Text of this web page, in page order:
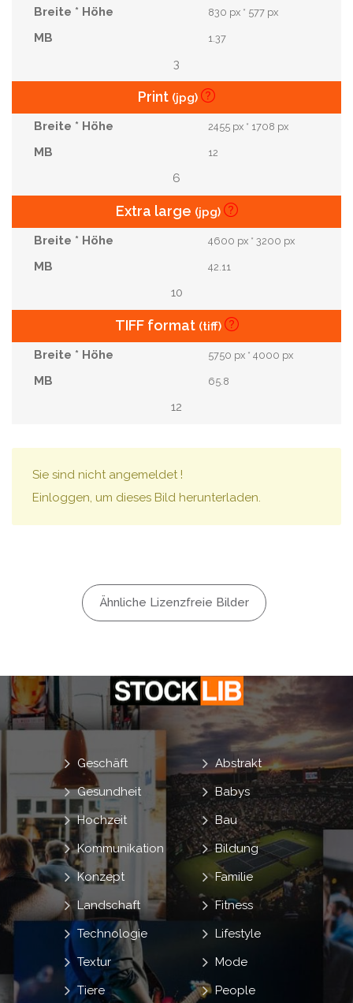
830 px * 577 px
1.37
3
Print (jpg)
2455 px * 1708 px
12
6
Extra large (jpg)
4600 px * 3200 px
42.11
10
TIFF format (tiff)
5750 px * 4000 px
65.8
12
Sie sind nicht angemeldet !
Einloggen, um dieses Bild herunterladen.
Ähnliche Lizenzfreie Bilder
Abstrakt
Babys
Bau
Bildung
Familie
Fitness
Geschäft
Gesundheit
Hochzeit
Kommunikation
Konzept
Landschaft
Lifestyle
Mode
People
Technologie
Textur
Tiere